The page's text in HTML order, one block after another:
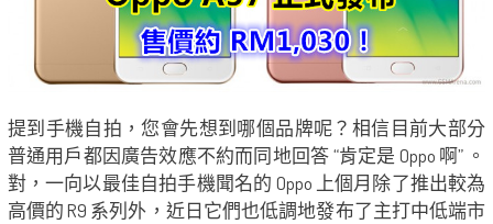
提到手機自拍，您會先想到哪個品牌呢？相信目前大部分
普通用戶都因廣告效應不約而同地回答 “肯定是 Oppo 啊” 。
對，一向以最佳自拍手機聞名的 Oppo 上個月除了推出較為
高價的 R9 系列外，近日它們也低調地發布了主打中低端市